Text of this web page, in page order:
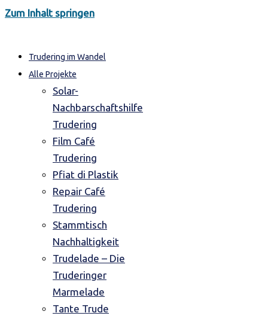
Zum Inhalt springen
Trudering im Wandel
Alle Projekte
Solar-
Nachbarschaftshilfe
Trudering
Film Café
Trudering
Pfiat di Plastik
Repair Café
Trudering
Stammtisch
Nachhaltigkeit
Trudelade – Die
Truderinger
Marmelade
Tante Trude